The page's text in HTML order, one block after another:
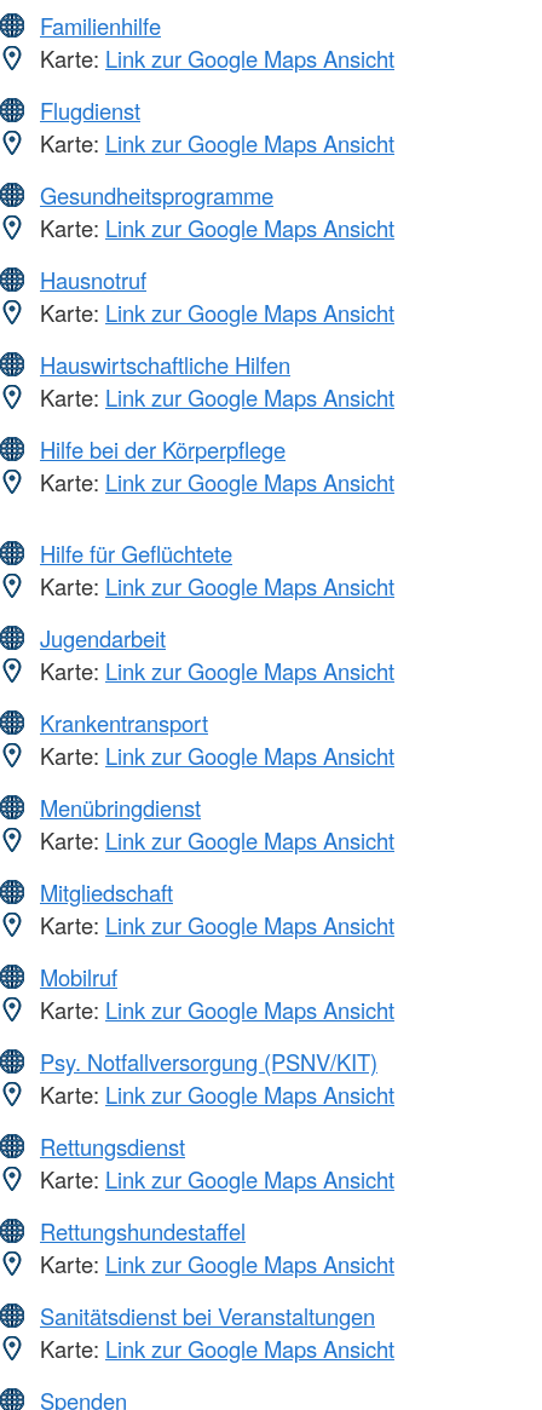
Familienhilfe
Karte: Link zur Google Maps Ansicht
Flugdienst
Karte: Link zur Google Maps Ansicht
Gesundheitsprogramme
Karte: Link zur Google Maps Ansicht
Hausnotruf
Karte: Link zur Google Maps Ansicht
Hauswirtschaftliche Hilfen
Karte: Link zur Google Maps Ansicht
Hilfe bei der Körperpflege
Karte: Link zur Google Maps Ansicht
Hilfe für Geflüchtete
Karte: Link zur Google Maps Ansicht
Jugendarbeit
Karte: Link zur Google Maps Ansicht
Krankentransport
Karte: Link zur Google Maps Ansicht
Menübringdienst
Karte: Link zur Google Maps Ansicht
Mitgliedschaft
Karte: Link zur Google Maps Ansicht
Mobilruf
Karte: Link zur Google Maps Ansicht
Psy. Notfallversorgung (PSNV/KIT)
Karte: Link zur Google Maps Ansicht
Rettungsdienst
Karte: Link zur Google Maps Ansicht
Rettungshundestaffel
Karte: Link zur Google Maps Ansicht
Sanitätsdienst bei Veranstaltungen
Karte: Link zur Google Maps Ansicht
Spenden